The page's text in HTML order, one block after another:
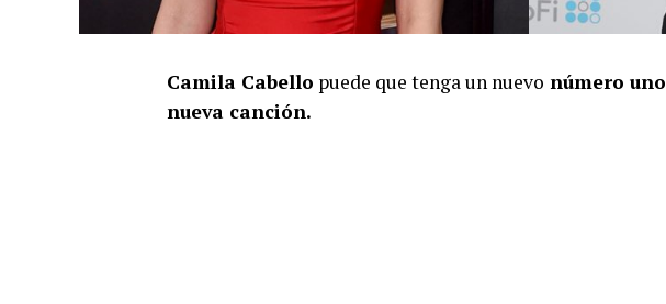
Camila Cabello puede que tenga un nuevo número uno
nueva canción.